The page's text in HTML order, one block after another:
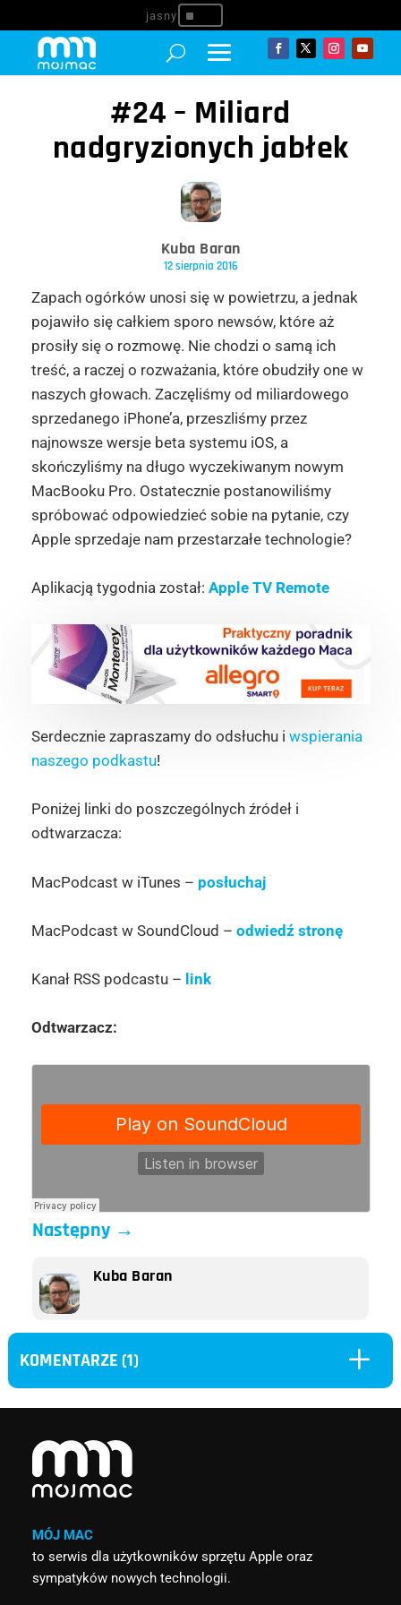
^
#24 – Miliard
nadgryzionych jabłek
Kuba Baran
12 sierpnia 2016
Zapach ogórków unosi się w powietrzu, a jednak
pojawiło się całkiem sporo newsów, które aż
prosiły się o rozmowę. Nie chodzi o samą ich
treść, a raczej o rozważania, które obudziły one w
naszych głowach. Zaczęliśmy od miliardowego
sprzedanego iPhone’a, przeszliśmy przez
najnowsze wersje beta systemu iOS, a
skończyliśmy na długo wyczekiwanym nowym
MacBooku Pro. Ostatecznie postanowiliśmy
spróbować odpowiedzieć sobie na pytanie, czy
Apple sprzedaje nam przestarzałe technologie?
Aplikacją tygodnia został: Apple TV Remote
Serdecznie zapraszamy do odsłuchu i wspierania
naszego podkastu!
Poniżej linki do poszczególnych źródeł i
odtwarzacza:
MacPodcast w iTunes – posłuchaj
MacPodcast w SoundCloud – odwiedź stronę
Kanał RSS podcastu – link
Odtwarzacz:
Następny→
Kuba Baran
KOMENTARZE (1) L
MÓJ MAC
to serwis dla użytkowników sprzętu Apple oraz
sympatyków nowych technologii.